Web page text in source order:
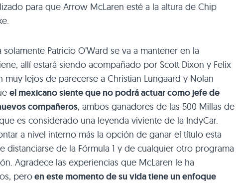
para que Arrow McLaren esté a la altura de Chip
Patricio O’Ward se va a mantener en la
allí estará siendo acompañado por Scott Dixon y Felix
muy lejos de parecerse a Christian Lungaard y Nolan
el mexicano siente que no podrá actuar como jefe de
compañeros, ambos ganadores de las 500 Millas de
es considerado una leyenda viviente de la IndyCar.
a nivel interno más la opción de ganar el título esta
distanciarse de la Fórmula 1 y de cualquier otro programa
Agradece las experiencias que McLaren le ha
peroen este momento de su vida tiene un enfoque